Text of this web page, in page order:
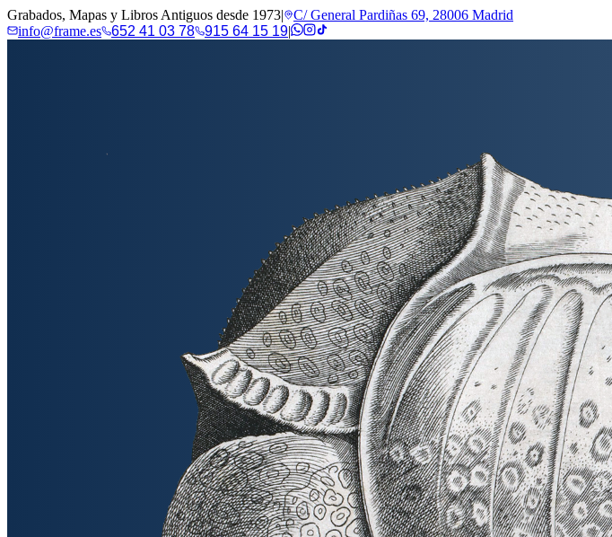
Grabados, Mapas y Libros Antiguos desde 1973|
C/ General Pardiñas 69, 28006 Madrid
info@frame.es
652 41 03 78 915 64 15 19|